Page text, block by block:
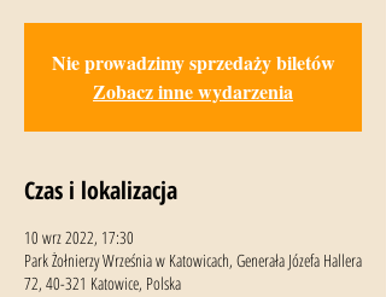
Nie prowadzimy sprzedaży biletów
Zobacz inne wydarzenia
Czas i lokalizacja
10 wrz 2022, 17:30
Park Żołnierzy Września w Katowicach, Generała Józefa Hallera
72, 40-321 Katowice, Polska